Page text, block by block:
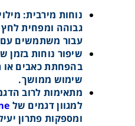
נוחות מירבית:
גבוהה ומפחית לחץ
עבור משתמשים
שיפור נוחות בזמן
בהפחתת כאבים או
שימוש ממושך.
מתאימות לרוב
למגוון דגמים של
ומספקות פתרון